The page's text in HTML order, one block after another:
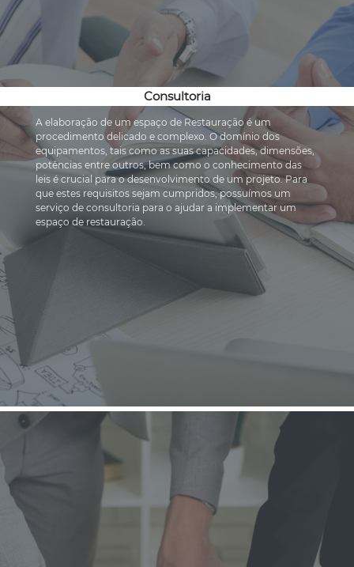
Consultoria
A elaboração de um espaço de Restauração é um
procedimento delicado e complexo. O domínio dos
equipamentos, tais como as suas capacidades, dimensões,
potências entre outros, bem como o conhecimento das
leis é crucial para o desenvolvimento de um projeto. Para
que estes requisitos sejam cumpridos, possuímos um
serviço de consultoria para o ajudar a implementar um
espaço de restauração.